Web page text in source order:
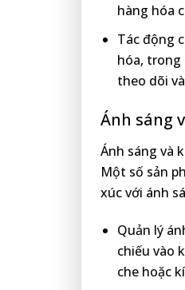
hàng hóa
Tác động
hóa, trong
theo dõi
Ánh sáng
Ánh sáng và
Một số sản
xúc với ánh
Quản lý
chiếu vào
che hoặc